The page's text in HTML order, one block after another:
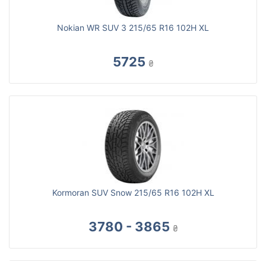
Nokian WR SUV 3 215/65 R16 102H XL
5725 ₴
Kormoran SUV Snow 215/65 R16 102H XL
3780 - 3865 ₴